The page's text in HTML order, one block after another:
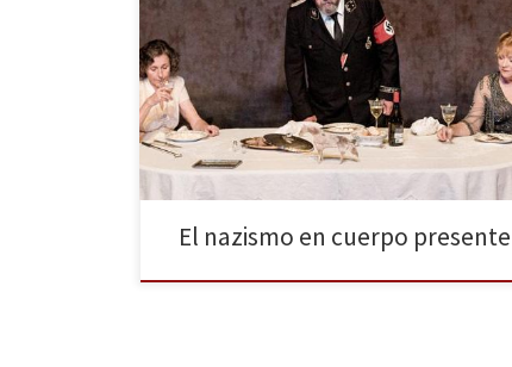
Acercarse al duro y crítico teatro político de Thomas
Bernhard es casi obligatorio para todo aquel que
quiera cuestionarse el mundo y la sociedad de
nuestros días. Cuando el fantasma del fascismo y
nazismo asoma casi con orgullo en el mapa político
actual, con una extrema derecha que va […]
El nazismo en cuerpo presente